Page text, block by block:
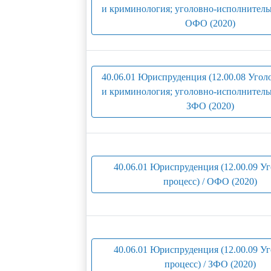
и криминология; уголовно-
ОФО (2020)
40.06.01 Юриспруденция (12.00.08
и криминология; уголовно-
ЗФО (2020)
40.06.01 Юриспруденция (12.00.09
процесс) / ОФО (2020)
40.06.01 Юриспруденция (12.00.09
процесс) / ЗФО (2020)